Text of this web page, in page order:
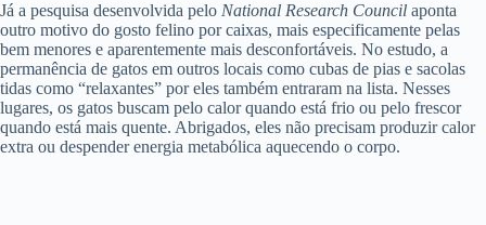
Já a pesquisa desenvolvida pelo National Research Council aponta
outro motivo do gosto felino por caixas, mais especificamente pelas
bem menores e aparentemente mais desconfortáveis. No estudo, a
permanência de gatos em outros locais como cubas de pias e sacolas
tidas como “relaxantes” por eles também entraram na lista. Nesses
lugares, os gatos buscam pelo calor quando está frio ou pelo frescor
quando está mais quente. Abrigados, eles não precisam produzir calor
extra ou despender energia metabólica aquecendo o corpo.